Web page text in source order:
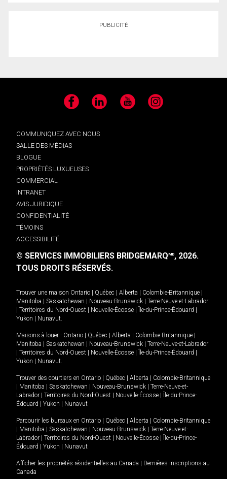
PUBLICITÉ
Facebook LinkedIn YouTube Instagram
COMMUNIQUEZ AVEC NOUS
SALLE DES MÉDIAS
BLOGUE
PROPRIÉTÉS LUXUEUSES
COMMERCIAL
INTRANET
AVIS JURIDIQUE
CONFIDENTIALITÉ
TÉMOINS
ACCESSIBILITÉ
© SERVICES IMMOBILIERS BRIDGEMARQMD, 2026.
TOUS DROITS RÉSERVÉS.
Trouver une maison Ontario Québec Alberta Colombie-Britannique
Manitoba
Saskatchewan Nouveau-Brunswick
Terre-Neuve-et-Labrador
Territoires du Nord-Ouest Nouvelle-Écosse Île-du-Prince-Édouard
Yukon
Nunavut.
Maisons à louer - Ontario Québec Alberta Colombie-Britannique
Manitoba
Saskatchewan Nouveau-Brunswick
Terre-Neuve-et-Labrador
Territoires du Nord-Ouest Nouvelle-Écosse Île-du-Prince-Édouard
Yukon
Nunavut.
Trouver des courtiers en Ontario Québec Alberta
Colombie-Britannique
Manitoba Saskatchewan Nouveau-Brunswick
Terre-Neuve-et-
Labrador
Territoires du Nord-Ouest Nouvelle-Écosse
Île-du-Prince-
Édouard
Yukon Nunavut
Parcourir les bureaux en Ontario Québec Alberta
Colombie-Britannique
Manitoba Saskatchewan Nouveau-Brunswick
Terre-Neuve-et-
Labrador
Territoires du Nord-Ouest Nouvelle-Écosse
Île-du-Prince-
Édouard
Yukon Nunavut
Afficher les propriétés résidentielles au Canada
Dernières inscriptions au
Canada